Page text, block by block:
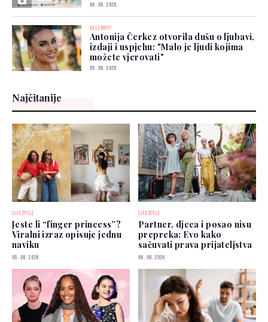
06. 08. 2026.
CELEBRITY
Antonija Čerkez otvorila dušu o ljubavi,
izdaji i uspjehu: "Malo je ljudi kojima
možete vjerovati"
05. 08. 2026.
Najčitanije
LIFESTYLE
Jeste li “finger princess”?
Viralni izraz opisuje jednu
naviku
05. 08. 2026.
LIFESTYLE
Partner, djeca i posao nisu
prepreka: Evo kako
sačuvati prava prijateljstva
06. 08. 2026.